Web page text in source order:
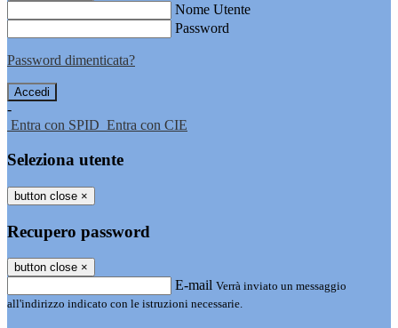
Nome Utente
Password
Password dimenticata?
-
Entra con SPID Entra con CIE
Seleziona utente
button close ×
Recupero password
button close ×
E-mail Verrà inviato un messaggio
all'indirizzo indicato con le istruzioni necessarie.